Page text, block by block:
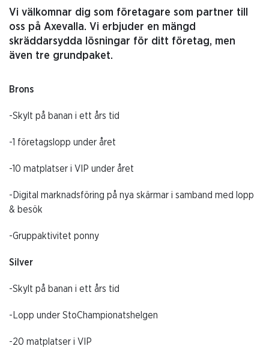
Vi välkomnar dig som företagare som partner till
oss på Axevalla. Vi erbjuder en mängd
skräddarsydda lösningar för ditt företag, men
även tre grundpaket.
Brons
-Skylt på banan i ett års tid
-1 företagslopp under året
-10 matplatser i VIP under året
-Digital marknadsföring på nya skärmar i samband med lopp
& besök
-Gruppaktivitet ponny
Silver
-Skylt på banan i ett års tid
-Lopp under StoChampionatshelgen
-20 matplatser i VIP